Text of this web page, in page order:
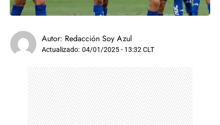
Autor: Redacción Soy Azul
Actualizado: 04/01/2025 - 13:32 CLT